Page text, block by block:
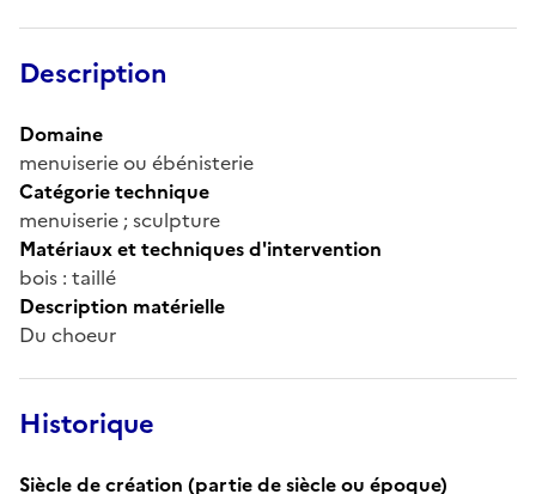
Description
Domaine
menuiserie ou ébénisterie
Catégorie technique
menuiserie ; sculpture
Matériaux et techniques d'intervention
bois : taillé
Description matérielle
Du choeur
Historique
Siècle de création (partie de siècle ou époque)